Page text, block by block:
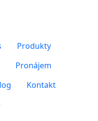
Produkty
Pronájem
Kontakt